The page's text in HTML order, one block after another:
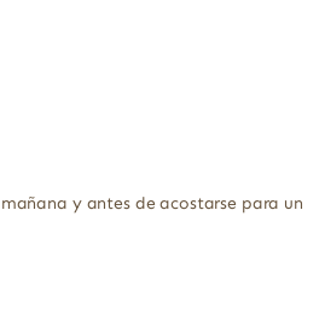
y antes de acostarse para un